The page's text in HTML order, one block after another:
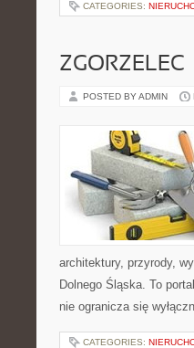
CATEGORIES:
ZGORZELEC
POSTED BY ADMIN
architektury, przyrody,
Dolnego Śląska. To
nie ogranicza się
CATEGORIES: